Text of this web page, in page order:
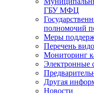
ГБУ МФЦ
полномочий
Меры
Перечень
Мониторинг
Электронные
Другая
Новости